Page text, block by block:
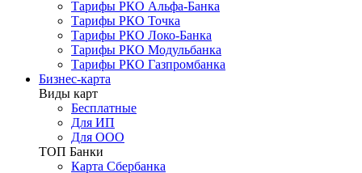
Тарифы РКО Альфа-Банка
Тарифы РКО Точка
Тарифы РКО Локо-Банка
Тарифы РКО Модульбанка
Тарифы РКО Газпромбанка
Бизнес-карта
Виды карт
Бесплатные
Для ИП
Для ООО
ТОП Банки
Карта Сбербанка